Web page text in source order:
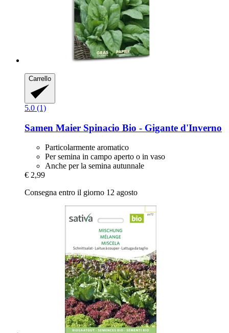
Carrello
5.0 (1)
Samen Maier Spinacio Bio -​ Gigante d'Inverno
Particolarmente aromatico
Per semina in campo aperto o in vaso
Anche per la semina autunnale
€ 2,99
Consegna entro il giorno 12 agosto